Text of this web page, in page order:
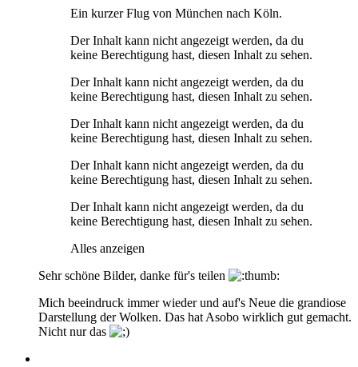
Ein kurzer Flug von München nach Köln.
Der Inhalt kann nicht angezeigt werden, da du
keine Berechtigung hast, diesen Inhalt zu sehen.
Der Inhalt kann nicht angezeigt werden, da du
keine Berechtigung hast, diesen Inhalt zu sehen.
Der Inhalt kann nicht angezeigt werden, da du
keine Berechtigung hast, diesen Inhalt zu sehen.
Der Inhalt kann nicht angezeigt werden, da du
keine Berechtigung hast, diesen Inhalt zu sehen.
Der Inhalt kann nicht angezeigt werden, da du
keine Berechtigung hast, diesen Inhalt zu sehen.
Alles anzeigen
Sehr schöne Bilder, danke für's teilen
Mich beeindruck immer wieder und auf's Neue die grandiose
Darstellung der Wolken. Das hat Asobo wirklich gut gemacht.
Nicht nur das